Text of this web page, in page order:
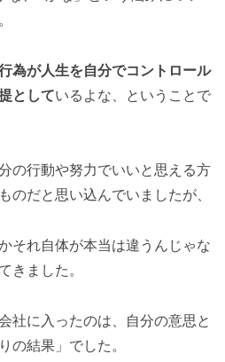
為が人生を自分でコントロール
としているよな、ということで
の行動や努力でいいと思える方
のだと思い込んでいましたが、
それ自体が本当は違うんじゃな
きました。
社に入ったのは、自分の意思と
の結果」でした。